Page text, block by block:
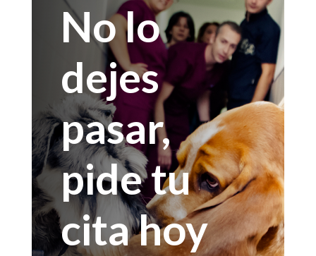
No lo
dejes
pasar,
pide tu
cita hoy